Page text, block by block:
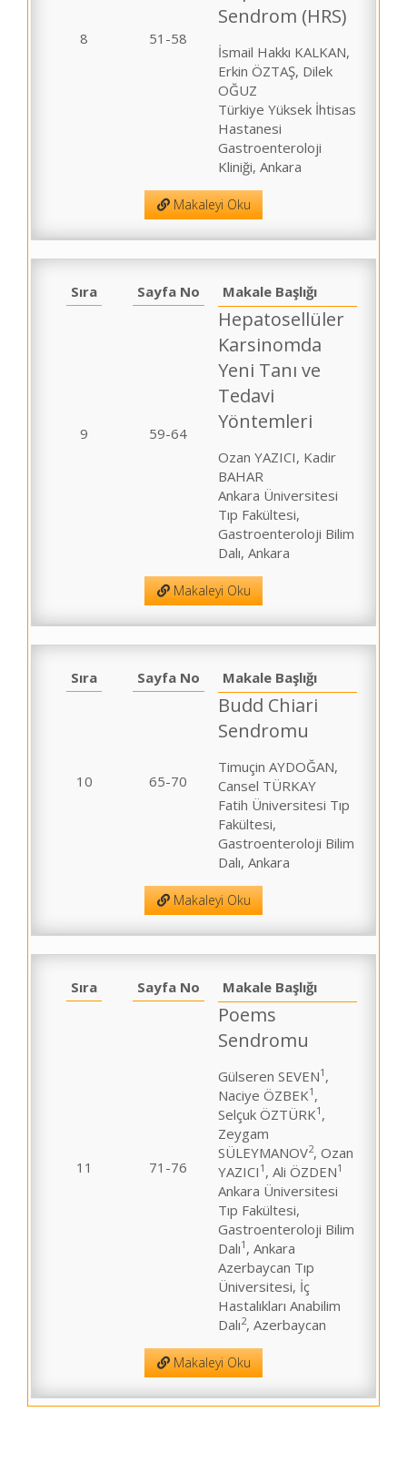
8 51-58
Sendrom (HRS)
İsmail Hakkı KALKAN,
Erkin ÖZTAŞ, Dilek
OĞUZ
Türkiye Yüksek İhtisas
Hastanesi
Gastroenteroloji
Kliniği, Ankara
Makaleyi Oku
Sıra Sayfa No Makale Başlığı
9 59-64
Hepatosellüler
Karsinomda
Yeni Tanı ve
Tedavi
Yöntemleri
Ozan YAZICI, Kadir
BAHAR
Ankara Üniversitesi
Tıp Fakültesi,
Gastroenteroloji Bilim
Dalı, Ankara
Makaleyi Oku
Sıra Sayfa No Makale Başlığı
10 65-70
Budd Chiari
Sendromu
Timuçin AYDOĞAN,
Cansel TÜRKAY
Fatih Üniversitesi Tıp
Fakültesi,
Gastroenteroloji Bilim
Dalı, Ankara
Makaleyi Oku
Sıra Sayfa No Makale Başlığı
11 71-76
Poems
Sendromu
Gülseren SEVEN1 ,
Naciye ÖZBEK1 ,
Selçuk ÖZTÜRK1 ,
Zeygam
SÜLEYMANOV2, Ozan
YAZICI 1 , Ali ÖZDEN1
Ankara Üniversitesi
Tıp Fakültesi,
Gastroenteroloji Bilim
Dalı1 , Ankara
Azerbaycan Tıp
Üniversitesi, İç
Hastalıkları Anabilim
Dalı2, Azerbaycan
Makaleyi Oku